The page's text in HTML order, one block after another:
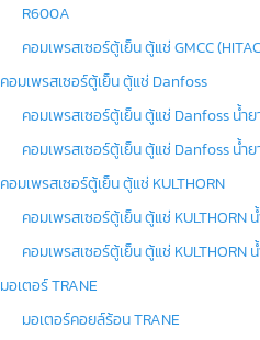
R600A
คอมเพรสเซอร์ตู้เย็น ตู้แช่ GMCC
คอมเพรสเซอร์ตู้เย็น ตู้แช่ Danfoss
คอมเพรสเซอร์ตู้เย็น ตู้แช่ Danfoss น้ำย
คอมเพรสเซอร์ตู้เย็น ตู้แช่ Danfoss น้ำ
คอมเพรสเซอร์ตู้เย็น ตู้แช่ KULTHORN
คอมเพรสเซอร์ตู้เย็น ตู้แช่ KULTHORN
คอมเพรสเซอร์ตู้เย็น ตู้แช่ KULTHORN
มอเตอร์ TRANE
มอเตอร์คอยล์ร้อน TRANE